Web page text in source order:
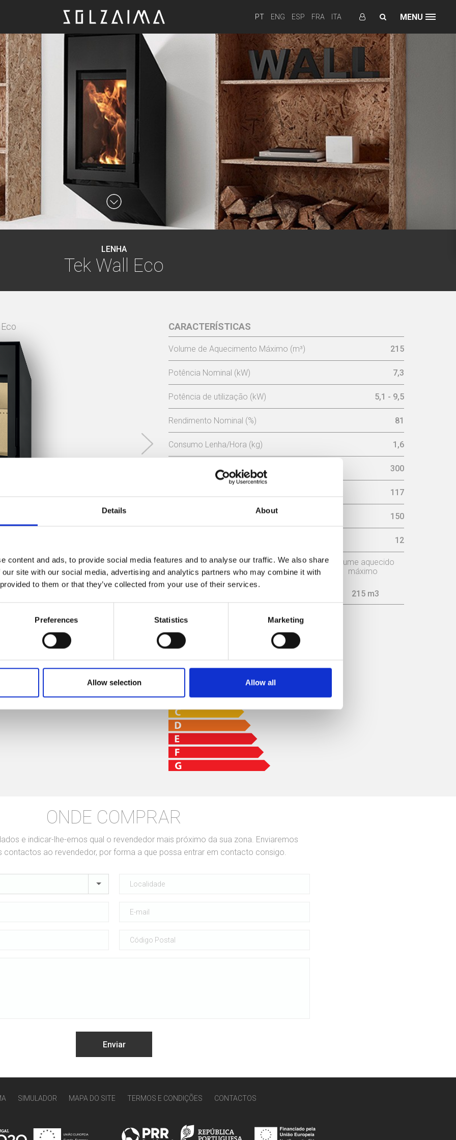
Details About
content and ads, to provide social media features and to analyse our traffic. We also share
site with our social media, advertising and analytics partners who may combine it with
to them or that they’ve collected from your use of their services.
Preferences Statistics Marketing
Allow selection Allow all
PT ENG ESP FRA ITA MENU
LENHA
Tek Wall Eco
TEK WALL ECO -
Manual de instruções
Declaração CE
Spare Parts
CARACTERÍSTICAS
Volume de Aquecimento Máximo (m³) 215
Potência Nominal (kW) 7,3
Potência de utilização (kW) 5,1 - 9,5
Rendimento Nominal (%) 81
Consumo Lenha/Hora (kg) 1,6
Comprimento Máximo Lenha (mm) 300
117
Diámetro da chaminé (mm) 150
12
Rendimento Consumo
Volume aquecido
máximo
215 m3
CLASSE DE EFICIÊNCIA
ONDE COMPRAR
e indicar-lhe-emos qual o revendedor mais próximo da sua zona. Enviaremos
contactos ao revendedor, por forma a que possa entrar em contacto consigo.
SIMULADOR MAPA DO SITE TERMOS E CONDIÇÕES CONTACTOS